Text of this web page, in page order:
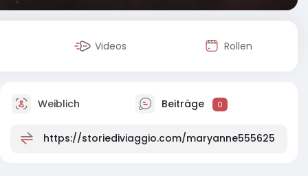
Videos Rollen
Weiblich Beiträge 0
https://storiediviaggio.com/maryanne555625